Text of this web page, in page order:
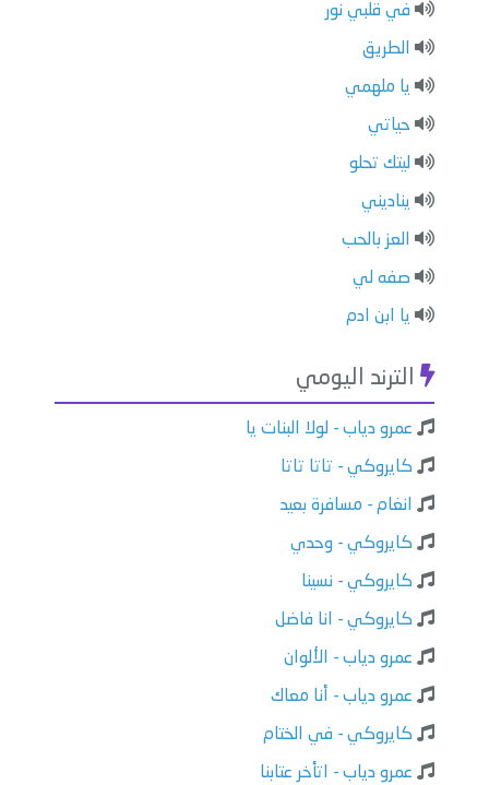
في قلبي نور
الطريق
يا ملهمي
حياتي
ليتك تحلو
يناديني
العز بالحب
صفه لي
يا ابن ادم
الترند اليومي
عمرو دياب - لولا البنات يا
كايروكي - تاتا تاتا
انغام - مسافرة بعيد
كايروكي - وحدي
كايروكي - نسينا
كايروكي - انا فاضل
عمرو دياب - الألوان
عمرو دياب - أنا معاك
كايروكي - في الختام
عمرو دياب - اتأخر عتابنا